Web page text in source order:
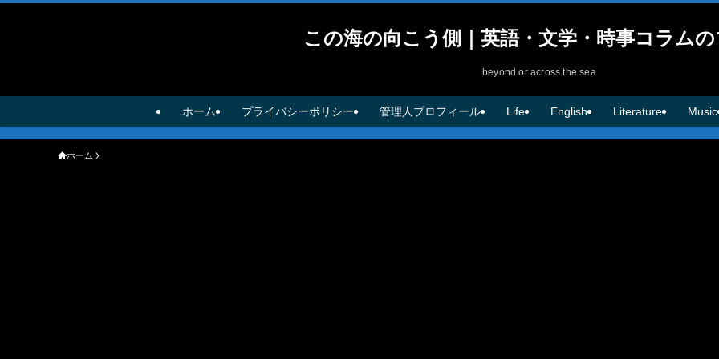
この海の向こう側｜英語・文学・時事コラム
beyond or across the sea
ホーム プライバシーポリシー 管理人プロフィール Life English Literature Music
ホーム